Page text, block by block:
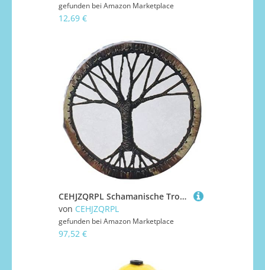
gefunden bei Amazon Marketplace
12,69 €
CEHJZQRPL Schamanische Trommel, Ätherische , Baum des Lebens, Schamanentrommel, handgemachte Handtrommel, Heimdekoration, Rahmentrommeln for Jungen und Mädchen, Snare Drum
von CEHJZQRPL
gefunden bei Amazon Marketplace
97,52 €